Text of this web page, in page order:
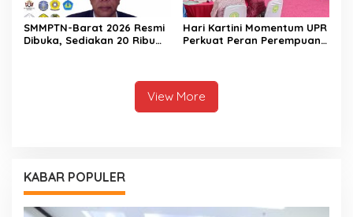
SMMPTN-Barat 2026 Resmi
Dibuka, Sediakan 20 Ribu
Hari Kartini Momentum UPR
Perkuat Peran Perempuan
View More
KABAR POPULER